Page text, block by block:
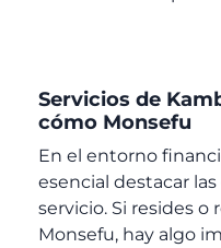
Servicios de
cómo Monsefu
En el entorno
esencial destacar
servicio. Si resides o
Monsefu, hay algo